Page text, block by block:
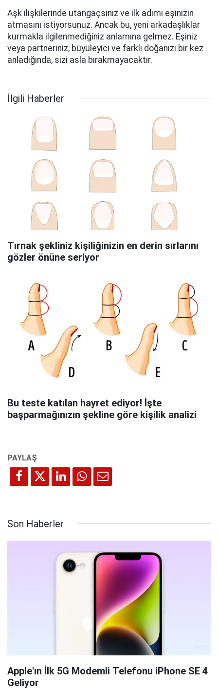
Aşk ilişkilerinde utangaçsınız ve ilk adımı eşinizin
atmasını istiyorsunuz. Ancak bu, yeni arkadaşlıklar
kurmakla ilgilenmediğiniz anlamına gelmez. Eşiniz
veya partneriniz, büyüleyici ve farklı doğanızı bir kez
anladığında, sizi asla bırakmayacaktır.
İlgili Haberler
Tırnak şekliniz kişiliğinizin en derin sırlarını
gözler önüne seriyor
Bu teste katılan hayret ediyor! İşte
başparmağınızın şekline göre kişilik analizi
Son Haberler
Apple'ın İlk 5G Modemli Telefonu iPhone SE 4
Geliyor